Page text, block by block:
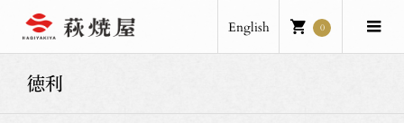
English 0
徳利